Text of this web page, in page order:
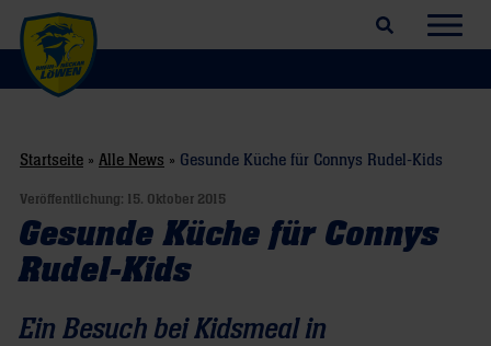
Suchfeld öffnen
Startseite » Alle News » Gesunde Küche für Connys Rudel-Kids
Veröffentlichung: 15. Oktober 2015
Gesunde Küche für Connys
Rudel-Kids
Ein Besuch bei Kidsmeal in